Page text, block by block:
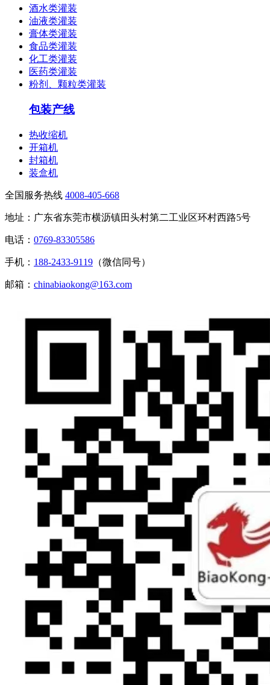
酒水类灌装
油液类灌装
膏体类灌装
食品类灌装
化工类灌装
医药类灌装
粉剂、颗粒类灌装
包装产线
热收缩机
开箱机
封箱机
装盒机
全国服务热线 4008-405-668
地址：广东省东莞市横沥镇田头村第二工业区环村西路5号
电话： 0769-83305586
手机： 188-2433-9119 （微信同号）
邮箱： chinabiaokong@163.com